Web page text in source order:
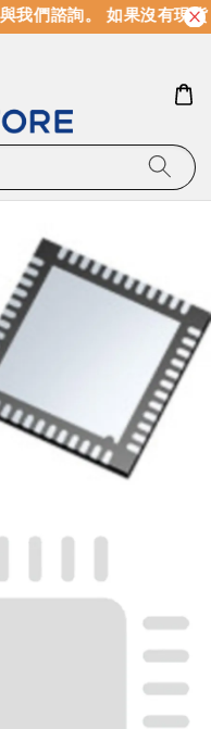
們諮詢。 如果沒有現